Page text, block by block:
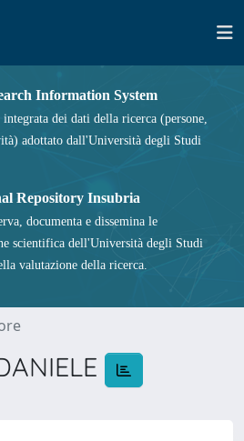
Information System
dei dati della ricerca (persone,
adottato dall'Università degli Studi
Repository Insubria
documenta e dissemina le
scientifica dell'Università degli Studi
valutazione della ricerca.